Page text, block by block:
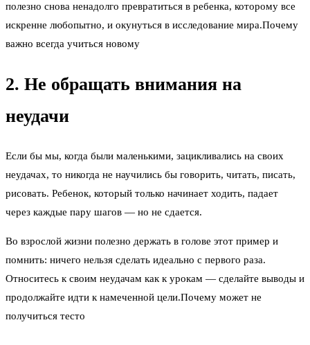
полезно снова ненадолго превратиться в ребенка, которому все
искренне любопытно, и окунуться в исследование мира.Почему
важно всегда учиться новому
2. Не обращать внимания на
неудачи
Если бы мы, когда были маленькими, зацикливались на своих
неудачах, то никогда не научились бы говорить, читать, писать,
рисовать. Ребенок, который только начинает ходить, падает
через каждые пару шагов — но не сдается.
Во взрослой жизни полезно держать в голове этот пример и
помнить: ничего нельзя сделать идеально с первого раза.
Относитесь к своим неудачам как к урокам — сделайте выводы и
продолжайте идти к намеченной цели.Почему может не
получиться тесто